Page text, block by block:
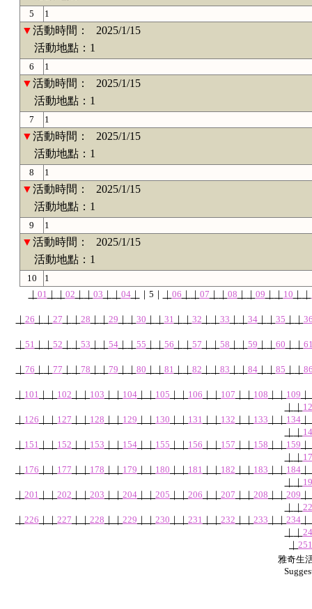
5 1
▼活動時間：
2025/1/15
活動地點：1
6 1
▼活動時間：
2025/1/15
活動地點：1
7 1
▼活動時間：
2025/1/15
活動地點：1
8 1
▼活動時間：
2025/1/15
活動地點：1
9 1
▼活動時間：
2025/1/15
活動地點：1
10
1
｜ 01 ｜ ｜ 02 ｜ ｜ 03 ｜ ｜ 04｜ ｜ 5 ｜ ｜ 06 ｜ ｜ 07 ｜ ｜ 08 ｜ ｜ 09 ｜ ｜ 10 ｜ ｜
｜ 26 ｜ ｜ 27 ｜ ｜ 28 ｜ ｜ 29 ｜ ｜ 30 ｜ ｜ 31 ｜ ｜ 32 ｜ ｜ 33 ｜ ｜ 34｜ ｜ 35 ｜ ｜
｜ 51 ｜ ｜ 52 ｜ ｜ 53 ｜ ｜ 54｜ ｜ 55 ｜ ｜ 56 ｜ ｜ 57 ｜ ｜ 58 ｜ ｜ 59 ｜ ｜ 60 ｜ ｜
｜ 76 ｜ ｜ 77 ｜ ｜ 78 ｜ ｜ 79 ｜ ｜ 80 ｜ ｜ 81 ｜ ｜ 82 ｜ ｜ 83 ｜ ｜ 84｜ ｜ 85 ｜ ｜
｜ 101 ｜ ｜ 102 ｜ ｜ 103 ｜ ｜ 104 ｜ ｜ 105 ｜ ｜ 106 ｜ ｜ 107 ｜ ｜ 108 ｜ ｜ 109 ｜
｜
｜
｜ 126 ｜ ｜ 127 ｜ ｜ 128 ｜ ｜ 129 ｜ ｜ 130 ｜ ｜ 131 ｜ ｜ 132 ｜ ｜ 133 ｜ ｜ 134 ｜
｜
｜
｜ 151 ｜ ｜ 152 ｜ ｜ 153 ｜ ｜ 154 ｜ ｜ 155 ｜ ｜ 156 ｜ ｜ 157 ｜ ｜ 158 ｜ ｜ 159 ｜
｜
｜
｜ 176 ｜ ｜ 177 ｜ ｜ 178 ｜ ｜ 179 ｜ ｜ 180 ｜ ｜ 181 ｜ ｜ 182 ｜ ｜ 183 ｜ ｜ 184 ｜
｜
｜
｜ 201 ｜ ｜ 202 ｜ ｜ 203 ｜ ｜ 204 ｜ ｜ 205 ｜ ｜ 206 ｜ ｜ 207 ｜ ｜ 208 ｜ ｜ 209 ｜
｜
｜
｜ 226 ｜ ｜ 227 ｜ ｜ 228 ｜ ｜ 229 ｜ ｜ 230 ｜ ｜ 231 ｜ ｜ 232 ｜ ｜ 233 ｜ ｜ 234 ｜
｜
｜
｜ 251
雅奇生